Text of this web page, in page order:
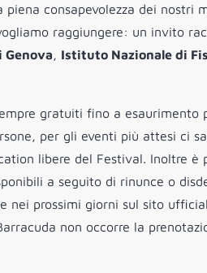
piena consapevolezza dei
raggiungere: un invito
, Istituto Nazionale di
gratuiti fino a
per gli eventi più attesi ci
libere del Festival. Inoltre
a seguito di rinunce o
nei prossimi giorni sul sito
non occorre la